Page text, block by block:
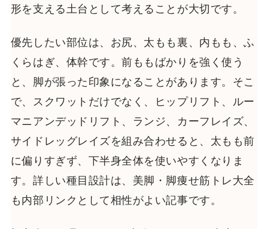
形を支える土台として考えることが大切です。
優先したい部位は、お尻、太もも裏、内もも、ふ
くらはぎ、体幹です。前ももばかりを強く使う
と、脚が張った印象になることがあります。そこ
で、スクワットだけでなく、ヒップリフト、ルー
マニアンデッドリフト、ランジ、カーフレイズ、
サイドレッグレイズを組み合わせると、太もも前
に偏りすぎず、下半身全体を使いやすくなりま
す。詳しい種目設計は、美脚・脚痩せ筋トレ大全
も内部リンクとして相性がよい記事です。